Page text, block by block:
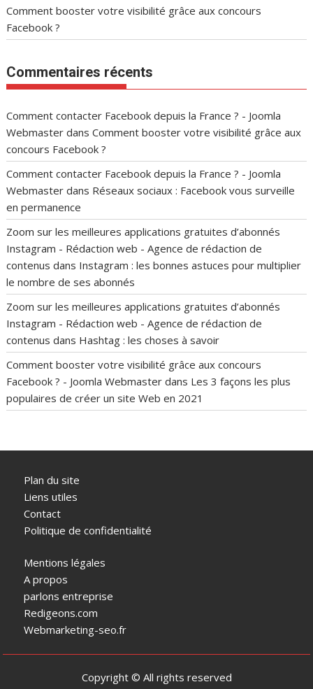
Comment booster votre visibilité grâce aux concours
Facebook ?
Commentaires récents
Comment contacter Facebook depuis la France ? - Joomla
Webmaster dansComment booster votre visibilité grâce aux
concours Facebook ?
Comment contacter Facebook depuis la France ? - Joomla
Webmaster dans Réseaux sociaux : Facebook vous surveille
en permanence
Zoom sur les meilleures applications gratuites d’abonnés
Instagram - Rédaction web - Agence de rédaction de
contenus dans Instagram : les bonnes astuces pour multiplier
le nombre de ses abonnés
Zoom sur les meilleures applications gratuites d’abonnés
Instagram - Rédaction web - Agence de rédaction de
contenus dans Hashtag : les choses à savoir
Comment booster votre visibilité grâce aux concours
Facebook ? - Joomla Webmaster dans Les 3 façons les plus
populaires de créer un site Web en 2021
Plan du site
Liens utiles
Contact
Politique de confidentialité
Mentions légales
A propos
parlons entreprise
Redigeons.com
Webmarketing-seo.fr
Copyright © All rights reserved